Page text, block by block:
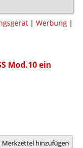
| Werbung |
Mod.10 ein
Merkzettel hinzufügen